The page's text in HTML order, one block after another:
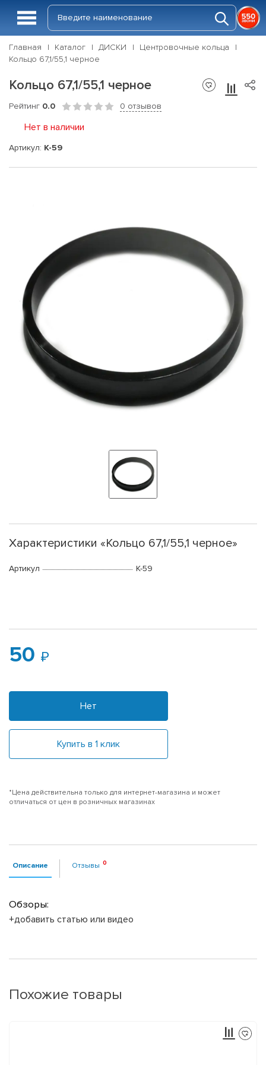
Главная Каталог ДИСКИ
Центровочные кольца
Кольцо 67,1/55,1 черное
Кольцо 67,1/55,1 черное
Рейтинг 0.0 0 отзывов
Нет в наличии
Артикул: K-59
Характеристики «Кольцо 67,1/55,1 черное»
Артикул K-59
50
Нет
Купить в 1 клик
*Цена действительна только для интернет-магазина и может
отличаться от цен в розничных магазинах
Описание Отзывы
Обзоры:
+добавить статью или видео
Похожие товары